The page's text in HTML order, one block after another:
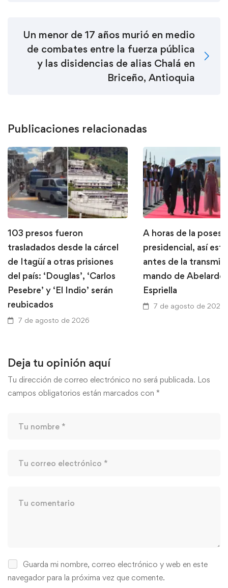
Un menor de 17 años murió en medio
de combates entre la fuerza pública
y las disidencias de alias Chalá en
Briceño, Antioquia
Publicaciones relacionadas
103 presos fueron
trasladados desde la cárcel
de Itagüí a otras prisiones
del país: ‘Douglas’, ‘Carlos
Pesebre’ y ‘El Indio’ serán
reubicados
7 de agosto de 2026
A horas de la
presidencial, así
antes de la
mando de Abelardo
Espriella
7 de agosto de 2026
Deja tu opinión aquí
Tu dirección de correo electrónico no será publicada. Los
campos obligatorios están marcados con *
Guarda mi nombre, correo electrónico y web en este
navegador para la próxima vez que comente.